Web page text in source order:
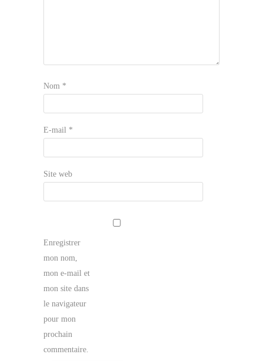
Nom *
E-mail *
Site web
Enregistrer
mon nom,
mon e-mail et
mon site dans
le navigateur
pour mon
prochain
commentaire.